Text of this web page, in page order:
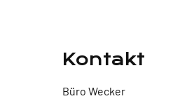
Kontakt
Büro Wecker